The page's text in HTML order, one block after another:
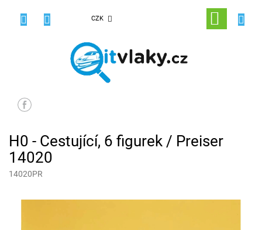
CZK
NÁKUPNÍ
KOŠÍK
H0 - Cestující, 6 figurek / Preiser
14020
14020PR